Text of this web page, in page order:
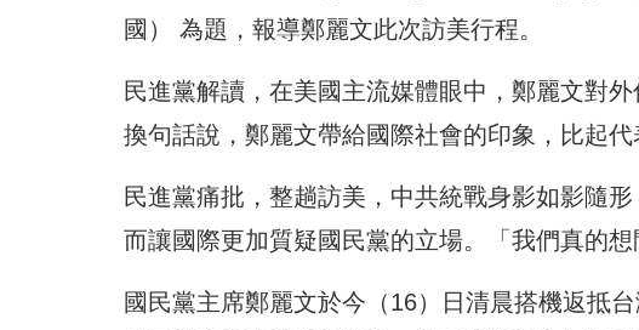
國） 為題，報導鄭麗文此次訪美行程。
民進黨解讀，在美國主流媒體眼中，鄭麗文對
換句話說，鄭麗文帶給國際社會的印象，比起
民進黨痛批，整趟訪美，中共統戰身影如影隨
而讓國際更加質疑國民黨的立場。「我們真的想
國民黨主席鄭麗文於今（16）日清晨搭機返抵